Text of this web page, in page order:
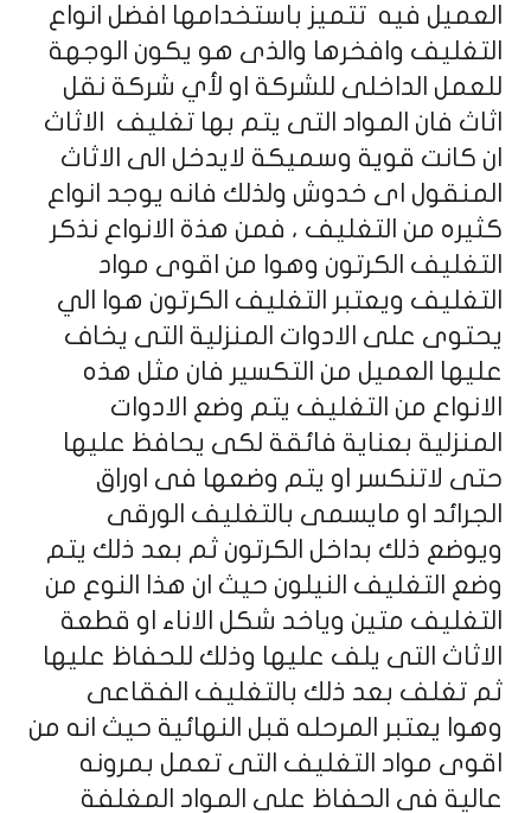
العميل فيه تتميز باستخدامها افضل انواع
التغليف وافخرها والذى هو يكون الوجهة
للعمل الداخلى للشركة او لأي شركة نقل
اثاث فان المواد التى يتم بها تغليف الاثاث
ان كانت قوية وسميكة لايدخل الى الاثاث
المنقول اى خدوش ولذلك فانه يوجد انواع
كثيره من التغليف ، فمن هذة الانواع نذكر
التغليف الكرتون وهوا من اقوى مواد
التغليف ويعتبر التغليف الكرتون هوا الي
يحتوى على الادوات المنزلية التى يخاف
عليها العميل من التكسير فان مثل هذه
الانواع من التغليف يتم وضع الادوات
المنزلية بعناية فائقة لكى يحافظ عليها
حتى لاتنكسر او يتم وضعها فى اوراق
الجرائد او مايسمى بالتغليف الورقى
ويوضع ذلك بداخل الكرتون ثم بعد ذلك يتم
وضع التغليف النيلون حيث ان هذا النوع من
التغليف متين وياخد شكل الاناء او قطعة
الاثاث التى يلف عليها وذلك للحفاظ عليها
ثم تغلف بعد ذلك بالتغليف الفقاعى
وهوا يعتبر المرحله قبل النهائية حيث انه من
اقوى مواد التغليف التى تعمل بمرونه
عالية فى الحفاظ على المواد المغلفة